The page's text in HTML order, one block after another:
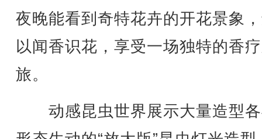
夜晚能看到奇特花卉的开花景象
以闻香识花，享受一场独特的香
旅。
动感昆虫世界展示大量造型